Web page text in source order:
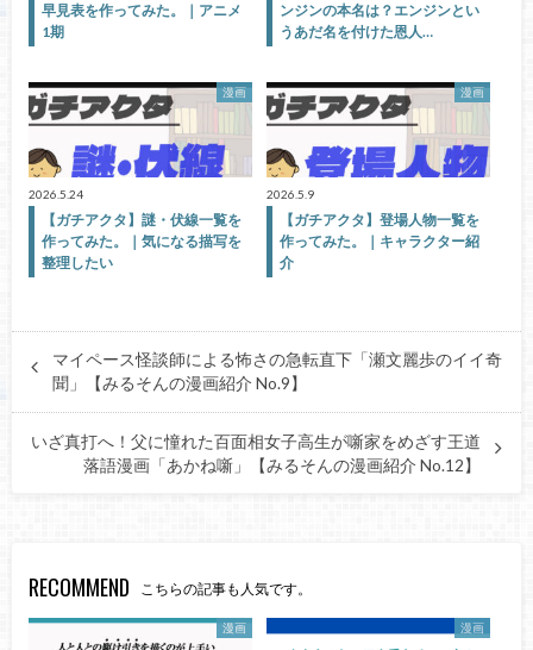
早見表を作ってみた。｜アニメ
1期
ンジンの本名は？エンジンとい
うあだ名を付けた恩人…
漫画
2026.5.24
【ガチアクタ】謎・伏線一覧を
作ってみた。｜気になる描写を
整理したい
漫画
2026.5.9
【ガチアクタ】登場人物一覧を
作ってみた。｜キャラクター紹
介
マイペース怪談師による怖さの急転直下「瀬文麗歩のイイ奇
聞」【みるそんの漫画紹介 No.9】
いざ真打へ！父に憧れた百面相女子高生が噺家をめざす王道
落語漫画「あかね噺」【みるそんの漫画紹介 No.12】
RECOMMEND こちらの記事も人気です。
漫画 漫画